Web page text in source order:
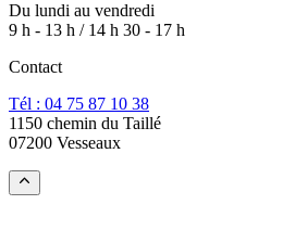
Du lundi au vendredi
9 h - 13 h / 14 h 30 - 17 h
Contact
Tél : 04 75 87 10 38
1150 chemin du Taillé
07200 Vesseaux